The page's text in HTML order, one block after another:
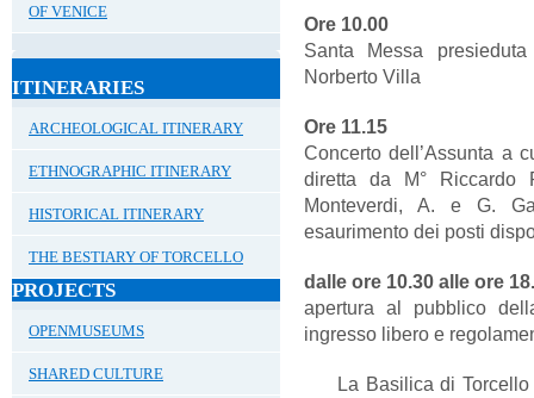
OF VENICE
ITINERARIES
ARCHEOLOGICAL ITINERARY
ETHNOGRAPHIC ITINERARY
HISTORICAL ITINERARY
THE BESTIARY OF TORCELLO
PROJECTS
OPENMUSEUMS
SHARED CULTURE
Ore 10.00
Santa Messa
Norberto Villa
Ore 11.15
Concerto dell’Assunta a
diretta da M° Riccardo
Monteverdi, A. e G.
esaurimento dei posti
dalle ore 10.30 alle ore
apertura al pubblico
ingresso libero e
La Basilica di